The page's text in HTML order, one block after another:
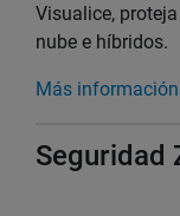
Visualice,
nube e híbridos.
Más información
Seguridad